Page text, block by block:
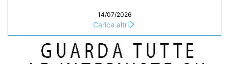
14/07/2026
Carica altri